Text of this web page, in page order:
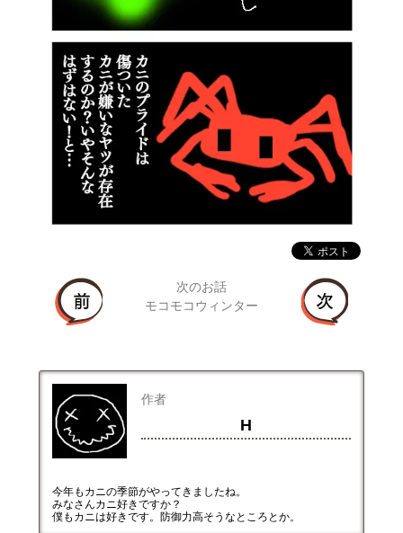
次のお話
モコモコウィンター
作者
H
今年もカニの季節がやってきましたね。
みなさんカニ好きですか？
僕もカニは好きです。防御力高そうなところとか。